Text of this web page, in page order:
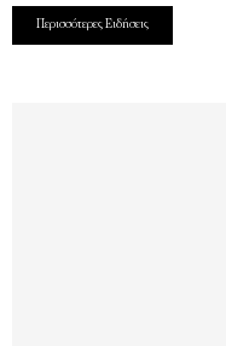
Περισσότερες Ειδήσεις